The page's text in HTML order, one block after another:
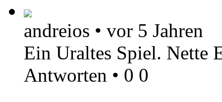
andreios • vor 5 Jahren
Ein Uraltes Spiel. Nette
Antworten • 0 0